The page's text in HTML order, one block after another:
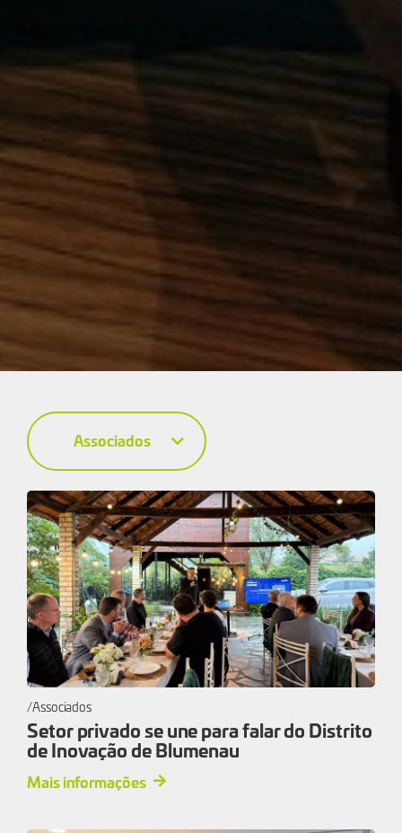
Associados
Associados
Setor privado se une para falar do Distrito
de Inovação de Blumenau
Mais informações